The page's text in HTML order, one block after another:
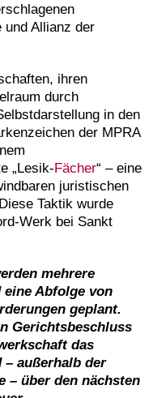
und Allianz der
ihren
durch
in den
der MPRA
„Lesik-Fächer“ – eine
juristischen
Taktik wurde
Werk bei Sankt
mehrere
Abfolge von
geplant.
Gerichtsbeschluss
das
– außerhalb der
– über den nächsten